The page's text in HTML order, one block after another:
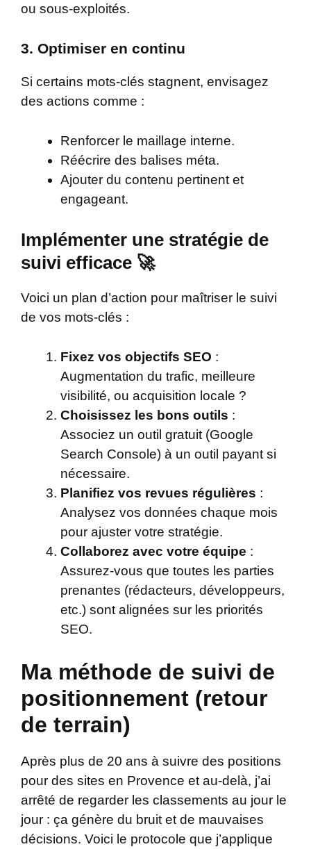
ou sous-exploités.
3. Optimiser en continu
Si certains mots-clés stagnent, envisagez
des actions comme :
Renforcer le maillage interne.
Réécrire des balises méta.
Ajouter du contenu pertinent et
engageant.
Implémenter une stratégie de
suivi efficace 🚀
Voici un plan d’action pour maîtriser le suivi
de vos mots-clés :
Fixez vos objectifs SEO :
Augmentation du trafic, meilleure
visibilité, ou acquisition locale ?
Choisissez les bons outils :
Associez un outil gratuit (Google
Search Console) à un outil payant si
nécessaire.
Planifiez vos revues régulières :
Analysez vos données chaque mois
pour ajuster votre stratégie.
Collaborez avec votre équipe :
Assurez-vous que toutes les parties
prenantes (rédacteurs, développeurs,
etc.) sont alignées sur les priorités
SEO.
Ma méthode de suivi de
positionnement (retour
de terrain)
Après plus de 20 ans à suivre des positions
pour des sites en Provence et au-delà, j’ai
arrêté de regarder les classements au jour le
jour : ça génère du bruit et de mauvaises
décisions. Voici le protocole que j’applique